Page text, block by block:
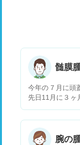
髄膜
今年の７月に頭
先日11月に３ヶ
んな早く再発す
腕の